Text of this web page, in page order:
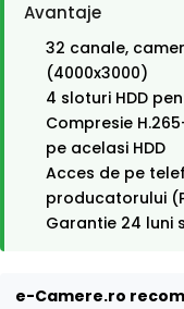
Avantaje
32 canale,
(4000x3000)
4 sloturi HDD
Compresie
pe acelasi HDD
Acces de pe
producatorului
Garantie 24 luni
e-Camere.ro